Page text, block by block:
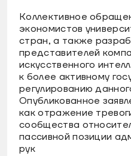
Коллективное
экономистов
стран, а также
представителей
искусственного
к более активному
регулированию
Опубликованное
как отражение
сообщества
пассивной позиции
рук